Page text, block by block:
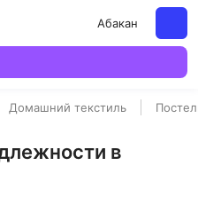
Абакан
Домашний текстиль
в